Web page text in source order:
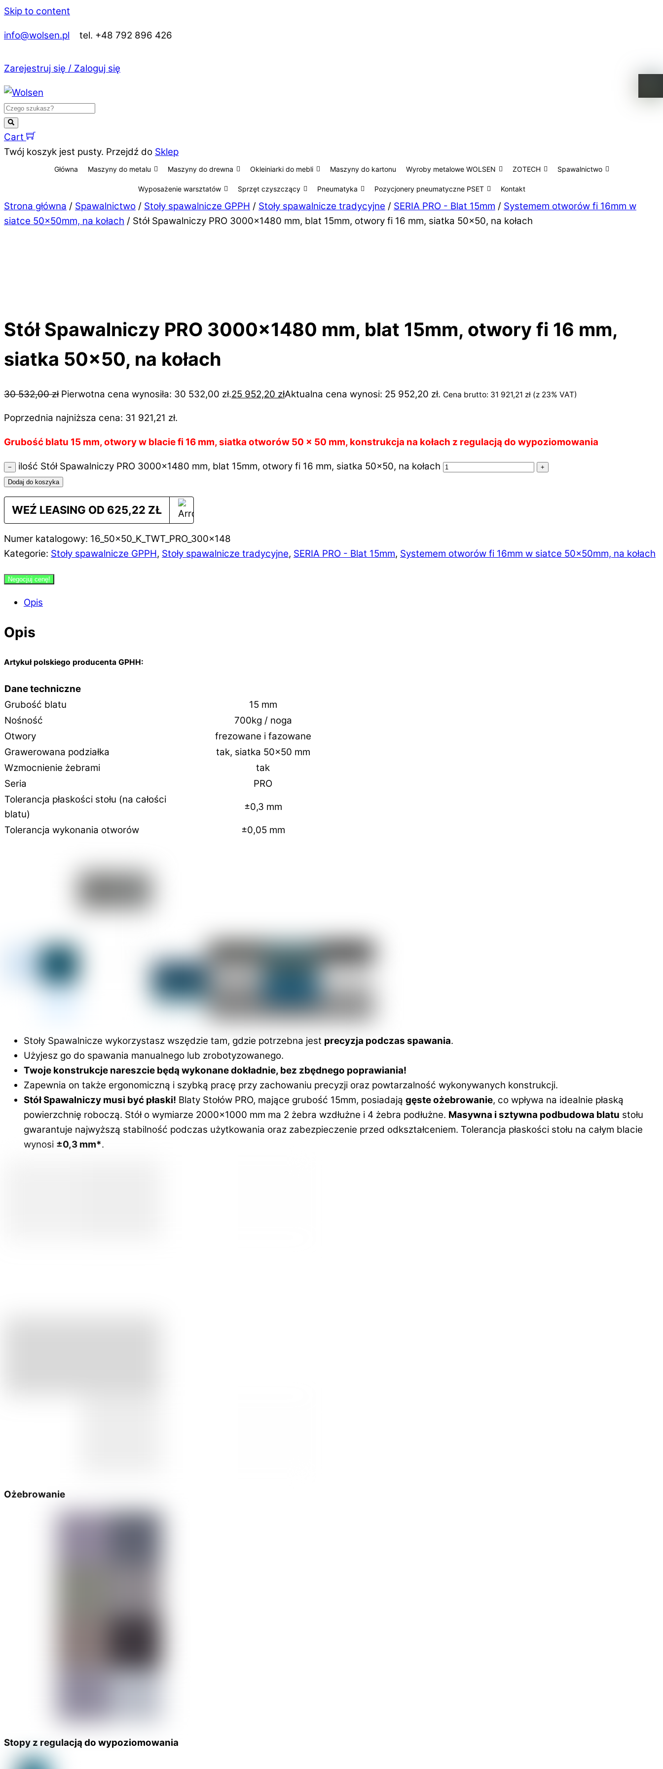
Skip to content
info@wolsen.pl tel. +48 792 896 426
Zarejestruj się / Zaloguj się
Cart
Twój koszyk jest pusty. Przejdź do Sklep
Główna Maszyny do metalu Maszyny do drewna Okleiniarki do mebli Maszyny do kartonu Wyroby metalowe WOLSEN ZOTECH Spawalnictwo
Wyposażenie warsztatów Sprzęt czyszczący Pneumatyka Pozycjonery pneumatyczne PSET Kontakt
Strona główna / Spawalnictwo / Stoły spawalnicze GPPH / Stoły spawalnicze tradycyjne / SERIA PRO - Blat 15mm / Systemem otworów fi 16mm w
siatce 50×50mm, na kołach / Stół Spawalniczy PRO 3000×1480 mm, blat 15mm, otwory fi 16 mm, siatka 50×50, na kołach
Stół Spawalniczy PRO 3000×1480 mm, blat 15mm, otwory fi 16 mm,
siatka 50×50, na kołach
30 532,00zł Pierwotna cena wynosiła: 30 532,00 zł.25 952,20 złAktualna cena wynosi: 25 952,20 zł. Cena brutto: 31 921,21 zł (z 23% VAT)
Poprzednia najniższa cena: 31 921,21 zł.
Grubość blatu 15 mm, otwory w blacie fi 16 mm, siatka otworów 50 x 50 mm, konstrukcja na kołach z regulacją do wypoziomowania
− ilość Stół Spawalniczy PRO 3000x1480 mm, blat 15mm, otwory fi 16 mm, siatka 50x50, na kołach
+
Dodaj do koszyka
WEŹ LEASING OD 625,22 ZŁ
Numer katalogowy: 16_50x50_K_TWT_PRO_300x148
Kategorie: Stoły spawalnicze GPPH, Stoły spawalnicze tradycyjne, SERIA PRO - Blat 15mm, Systemem otworów fi 16mm w siatce 50×50mm, na kołach
Negocjuj cenę!
Opis
Opis
Artykuł polskiego producenta GPHH:
Dane techniczne
Grubość blatu
15 mm
Nośność
700kg / noga
Otwory
frezowane i fazowane
Grawerowana podziałka
tak, siatka 50×50 mm
Wzmocnienie żebrami
tak
Seria
PRO
Tolerancja płaskości stołu (na całości
blatu)
±0,3 mm
Tolerancja wykonania otworów ±0,05 mm
Stoły Spawalnicze wykorzystasz wszędzie tam, gdzie potrzebna jest precyzja podczas spawania.
Użyjesz go do spawania manualnego lub zrobotyzowanego.
Twoje konstrukcje nareszcie będą wykonane dokładnie, bez zbędnego poprawiania!
Zapewnia on także ergonomiczną i szybką pracę przy zachowaniu precyzji oraz powtarzalność wykonywanych konstrukcji.
Stół Spawalniczy musi być płaski! Blaty Stołów PRO, mające grubość 15mm, posiadają gęste ożebrowanie, co wpływa na idealnie płaską
powierzchnię roboczą. Stół o wymiarze 2000×1000 mm ma 2 żebra wzdłużne i 4 żebra podłużne. Masywna i sztywna podbudowa blatu stołu
gwarantuje najwyższą stabilność podczas użytkowania oraz zabezpieczenie przed odkształceniem. Tolerancja płaskości stołu na całym blacie
wynosi ±0,3 mm*.
Ożebrowanie
Stopy z regulacją do wypoziomowania